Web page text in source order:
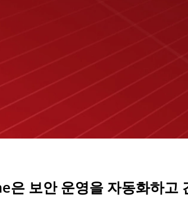
보안 운영을 자동화하고